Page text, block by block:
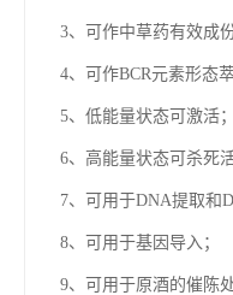
3、可作中草药有效成
4、可作BCR元素形态萃
5、低能量状态可激活；
6、高能量状态可杀死活
7、可用于DNA提取和
8、可用于基因导入；
9、可用于原酒的催陈处